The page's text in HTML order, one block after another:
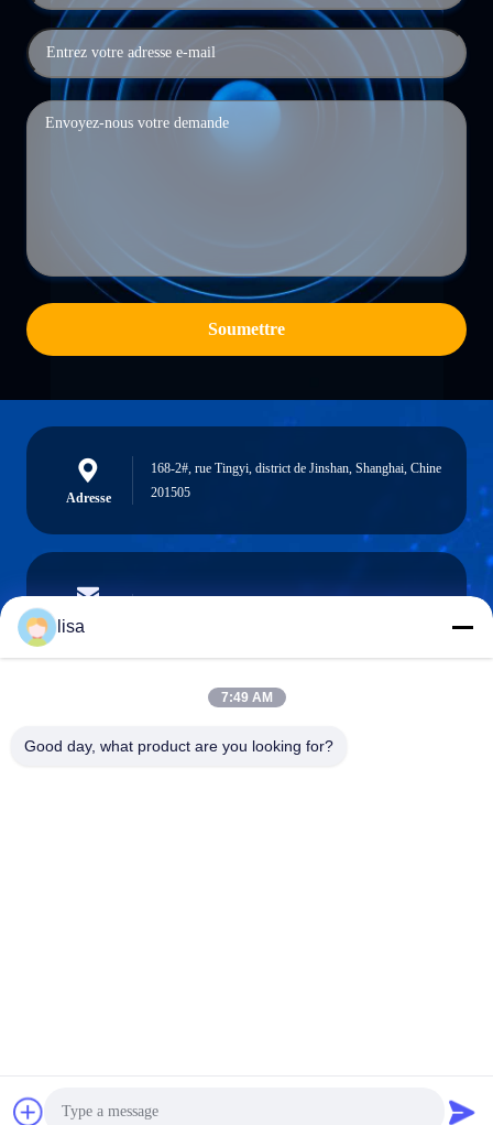
Obtenez le meilleur prix
Soumettre
Adresse
168-2#, rue Tingyi, district de Jinshan, Shanghai, Chine
201505
E-mail
Téléphone
lisa
7:49 AM
Good day, what product are you looking for?